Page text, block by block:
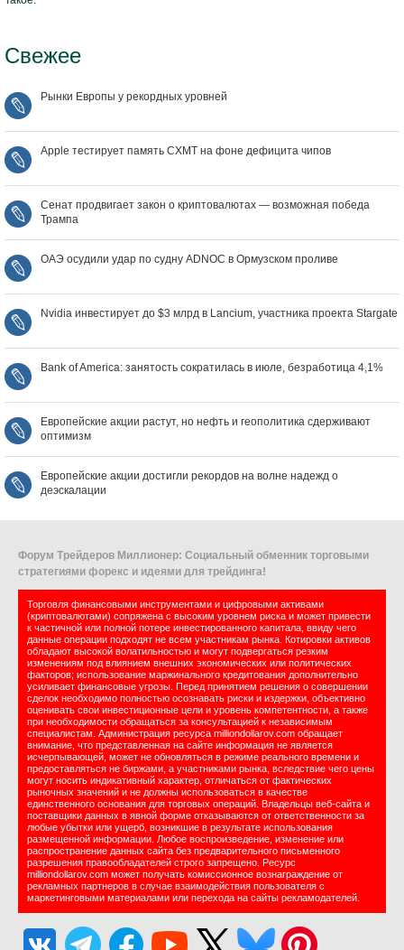
Свежее
Рынки Европы у рекордных уровней
Apple тестирует память CXMT на фоне дефицита чипов
Сенат продвигает закон о криптовалютах — возможная победа
Трампа
ОАЭ осудили удар по судну ADNOC в Ормузском проливе
Nvidia инвестирует до $3 млрд в Lancium, участника проекта Stargate
Bank of America: занятость сократилась в июле, безработица 4,1%
Европейские акции растут, но нефть и геополитика сдерживают
оптимизм
Европейские акции достигли рекордов на волне надежд о
деэскалации
Форум Трейдеров Миллионер: Социальный обменник торговыми
стратегиями форекс и идеями для трейдинга!
Торговля финансовыми инструментами и цифровыми активами
(криптовалютами) сопряжена с высоким уровнем риска и может привести
к частичной или полной потере инвестированного капитала, ввиду чего
данные операции подходят не всем участникам рынка. Котировки активов
обладают высокой волатильностью и могут подвергаться резким
изменениям под влиянием внешних экономических или политических
факторов; использование маржинального кредитования дополнительно
усиливает финансовые угрозы. Перед принятием решения о совершении
сделок необходимо полностью осознавать риски и издержки, объективно
оценивать свои инвестиционные цели и уровень компетентности, а также
при необходимости обращаться за консультацией к независимым
специалистам. Администрация ресурса milliondollarov.com обращает
внимание, что представленная на сайте информация не является
исчерпывающей, может не обновляться в режиме реального времени и
предоставляться не биржами, а участниками рынка, вследствие чего цены
могут носить индикативный характер, отличаться от фактических
рыночных значений и не должны использоваться в качестве
единственного основания для торговых операций. Владельцы веб-сайта и
поставщики данных в явной форме отказываются от ответственности за
любые убытки или ущерб, возникшие в результате использования
размещенной информации. Любое воспроизведение, изменение или
распространение данных сайта без предварительного письменного
разрешения правообладателей строго запрещено. Ресурс
milliondollarov.com может получать комиссионное вознаграждение от
рекламных партнеров в случае взаимодействия пользователя с
маркетинговыми материалами или перехода на сайты рекламодателей.